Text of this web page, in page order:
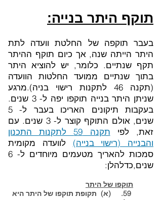
תוקף היתר בנייה:
בעבר תוקפה של החלטת וועדה לתת
היתר הייתה שנה, אך כיום תוקף ההיתר
תקף שנתיים. כלומר, יש להוציא היתר
בתוך שנתיים ממועד החלטות הוועדה
(תקנה 46 לתקנות רישוי בניה).מרגע
שניתן היתר בנייה תוקפו יפה ל- 3 שנים.
בעקבות תיקונים האריכו בעבר ל- 5
שנים, אולם התוקף קוצר ל- 3 שנים. עם
זאת, לפי
תקנה 59 לתקנות התכנון
והבנייה (רישוי בנייה) לוועדה מקומית
סמכות להאריך מטעמים מיוחדים ל- 6
שנים,כדלהלן:
תוקפו של היתר
59. (א) תקופת תוקפו של היתר היא